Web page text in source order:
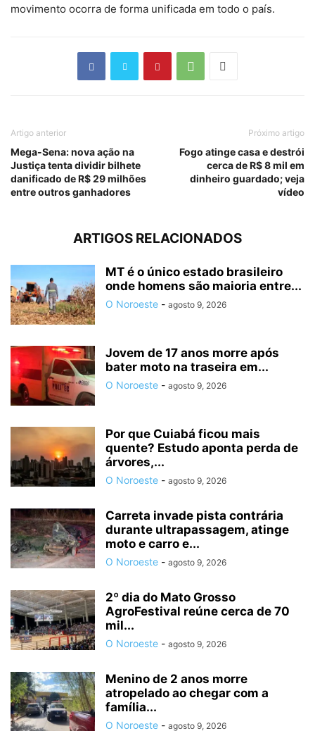
movimento ocorra de forma unificada em todo o país.
Artigo anterior
Mega-Sena: nova ação na
Justiça tenta dividir bilhete
danificado de R$ 29 milhões
entre outros ganhadores
Próximo artigo
Fogo atinge casa e destrói
cerca de R$ 8 mil em
dinheiro guardado; veja
vídeo
ARTIGOS RELACIONADOS
MT é o único estado brasileiro
onde homens são maioria entre...
O Noroeste - agosto 9, 2026
Jovem de 17 anos morre após
bater moto na traseira em...
O Noroeste - agosto 9, 2026
Por que Cuiabá ficou mais
quente? Estudo aponta perda de
árvores,...
O Noroeste - agosto 9, 2026
Carreta invade pista contrária
durante ultrapassagem, atinge
moto e carro e...
O Noroeste - agosto 9, 2026
2º dia do Mato Grosso
AgroFestival reúne cerca de 70
mil...
O Noroeste - agosto 9, 2026
Menino de 2 anos morre
atropelado ao chegar com a
família...
O Noroeste - agosto 9, 2026